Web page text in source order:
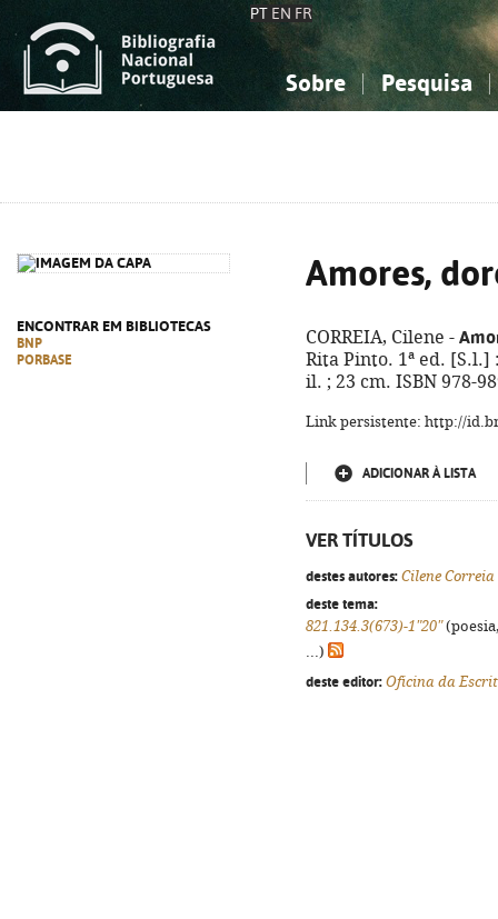
PT EN FR
Sobre Pesquisa
ENCONTRAR EM BIBLIOTECAS
BNP
PORBASE
Amores,
CORREIA, Cilene -
Rita Pinto. 1ª ed.
il. ; 23 cm. ISBN 978-
Link persistente: http://
ADICIONAR À LISTA
VER TÍTULOS
destes autores: Cilene Correia
deste tema:
821.134.3(673)-1"20"
...)
deste editor: Oficina da